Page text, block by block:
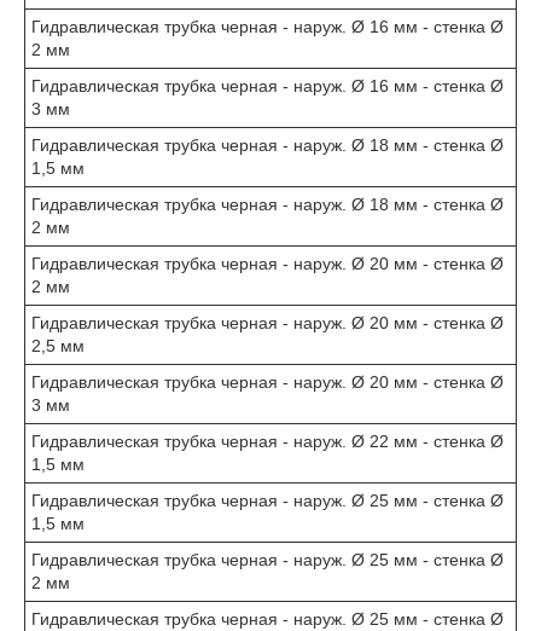
Гидравлическая трубка черная - наруж. Ø 16 мм - стенка Ø
2 мм
Гидравлическая трубка черная - наруж. Ø 16 мм - стенка Ø
3 мм
Гидравлическая трубка черная - наруж. Ø 18 мм - стенка Ø
1,5 мм
Гидравлическая трубка черная - наруж. Ø 18 мм - стенка Ø
2 мм
Гидравлическая трубка черная - наруж. Ø 20 мм - стенка Ø
2 мм
Гидравлическая трубка черная - наруж. Ø 20 мм - стенка Ø
2,5 мм
Гидравлическая трубка черная - наруж. Ø 20 мм - стенка Ø
3 мм
Гидравлическая трубка черная - наруж. Ø 22 мм - стенка Ø
1,5 мм
Гидравлическая трубка черная - наруж. Ø 25 мм - стенка Ø
1,5 мм
Гидравлическая трубка черная - наруж. Ø 25 мм - стенка Ø
2 мм
Гидравлическая трубка черная - наруж. Ø 25 мм - стенка Ø